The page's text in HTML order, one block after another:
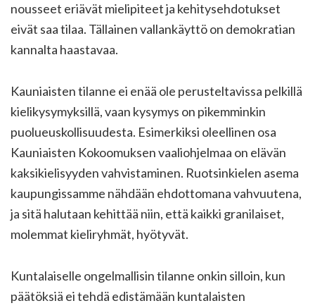
nousseet eriävät mielipiteet ja kehitysehdotukset
eivät saa tilaa. Tällainen vallankäyttö on demokratian
kannalta haastavaa.
Kauniaisten tilanne ei enää ole perusteltavissa pelkillä
kielikysymyksillä, vaan kysymys on pikemminkin
puolueuskollisuudesta. Esimerkiksi oleellinen osa
Kauniaisten Kokoomuksen vaaliohjelmaa on elävän
kaksikielisyyden vahvistaminen. Ruotsinkielen asema
kaupungissamme nähdään ehdottomana vahvuutena,
ja sitä halutaan kehittää niin, että kaikki granilaiset,
molemmat kieliryhmät, hyötyvät.
Kuntalaiselle ongelmallisin tilanne onkin silloin, kun
päätöksiä ei tehdä edistämään kuntalaisten